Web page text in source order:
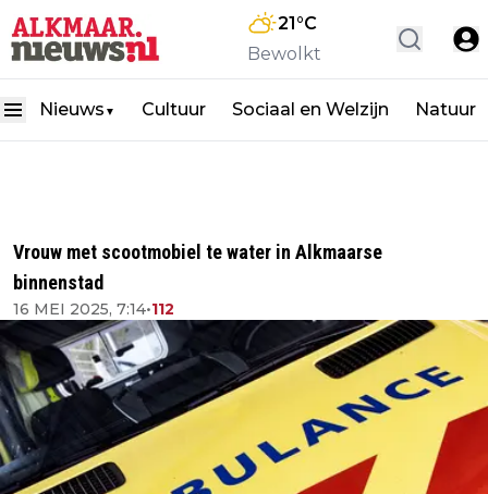
21°C
Bewolkt
Nieuws ▼ Cultuur Sociaal en Welzijn Natuur
Vrouw met scootmobiel te water in Alkmaarse
binnenstad
16 MEI 2025, 7:14•112